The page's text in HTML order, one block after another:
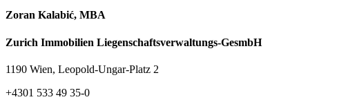
Zoran Kalabić, MBA
Zurich Immobilien Liegenschaftsverwaltungs-GesmbH
1190 Wien, Leopold-Ungar-Platz 2
+4301 533 49 35-0